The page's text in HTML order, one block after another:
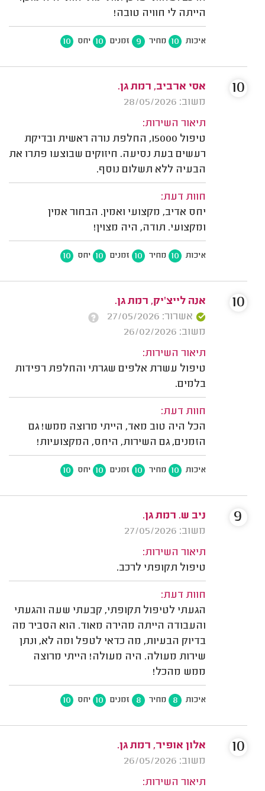
הייתה לי חוויה טובה!
איכות 10 מחיר 9 זמנים 10 יחס 10
אסי ארביב, רמת גן.
משוב: 28/05/2026
תיאור השירות:
טיפול 15000, החלפת נורה ראשית ובדיקת
רעשים בעת נסיעה. חיזוקים שבוצעו פתרו את
הבעיה ללא תשלום נוסף.
חוות דעת:
יחס אדיב, מקצועי ואמין. הבחור אמין
ומקצועי. תודה, היה מצוין!
איכות 10 מחיר 10 זמנים 10 יחס 10
10
אנה לייצ'יק, רמת גן.
אשרור: 27/05/2026
משוב: 26/02/2026
תיאור השירות:
טיפול עשרת אלפים שגרתי והחלפת רפידות
בלמים.
חוות דעת:
הכל היה טוב מאד, הייתי מרוצה ממש! גם
הזמנים, גם השירות, היחס, המקצועיות!
איכות 10 מחיר 10 זמנים 10 יחס 10
10
ניב ש. רמת גן.
משוב: 27/05/2026
תיאור השירות:
טיפול תקופתי לרכב.
חוות דעת:
הגעתי לטיפול תקופתי, קבעתי שעה והגעתי
והעבודה הייתה מהירה מאוד. הוא הסביר מה
בדיוק הבעיות, מה כדאי לטפל ומה לא, ונתן
שירות מעולה. היה מעולה! הייתי מרוצה
ממש מהכל!
איכות 8 מחיר 8 זמנים 10 יחס 10
9
אלון אופיר, רמת גן.
משוב: 26/05/2026
תיאור השירות:
10